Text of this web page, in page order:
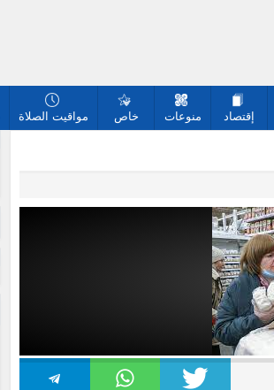
إقتصاد منوعات خاص مواقيت الصلاة